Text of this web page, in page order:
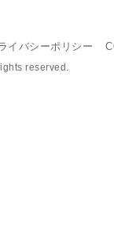
イバシーポリシー
reserved.